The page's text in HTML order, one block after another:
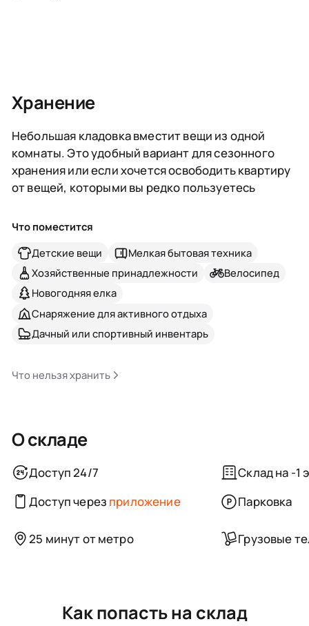
Хранение
Небольшая кладовка вместит вещи из одной
комнаты. Это удобный вариант для сезонного
хранения или если хочется освободить квартиру
от вещей, которыми вы редко пользуетесь
Что поместится
Детские вещи
Мелкая бытовая техника
Хозяйственные принадлежности
Велосипед
Новогодняя елка
Снаряжение для активного отдыха
Дачный или спортивный инвентарь
Что нельзя хранить
О складе
Доступ 24/7
Склад на -1
Доступ через приложение Парковка
25 минут от метро Грузовые
Как попасть на склад